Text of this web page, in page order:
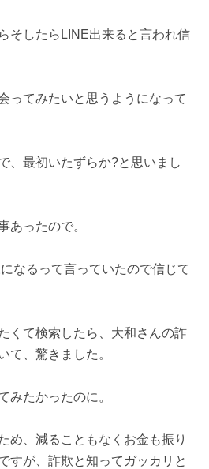
そしたらLINE出来ると言われ信
ってみたいと思うようになって
、最初いたずらか?と思いまし
あったので。
なるって言っていたので信じて
くて検索したら、大和さんの詐
て、驚きました。
みたかったのに。
め、減ることもなくお金も振り
すが、詐欺と知ってガッカリと